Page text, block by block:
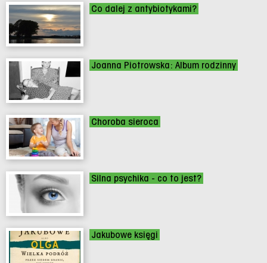
Co dalej z antybiotykami?
Joanna Piotrowska: Album rodzinny
Choroba sieroca
Silna psychika - co to jest?
Jakubowe księgi